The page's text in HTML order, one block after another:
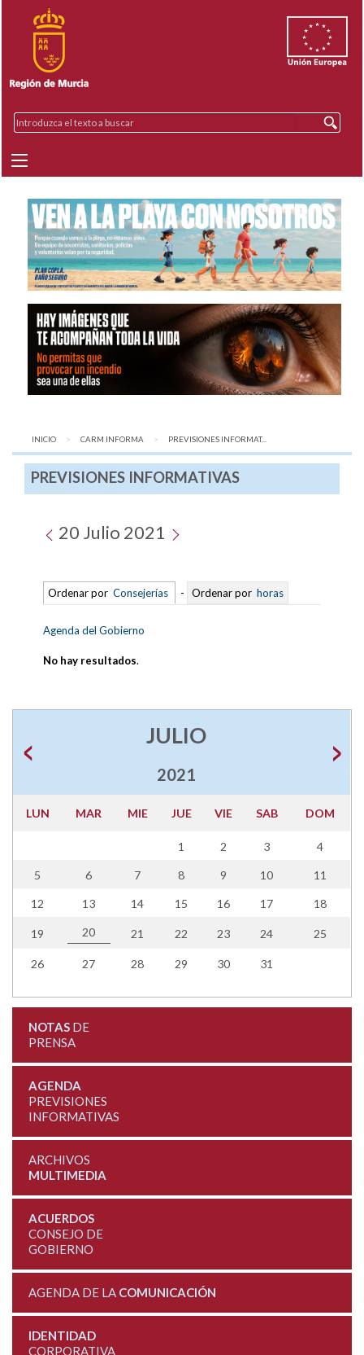
INICIO CARM INFORMA AQUÍ:
PREVISIONES INFORMAT...
PREVISIONES INFORMATIVAS
20 Julio 2021
Ordenar por Consejerías - Ordenar por horas
Agenda del Gobierno
No hay resultados.
JULIO
2021
LUN MAR MIE JUE VIE SAB DOM
1 2 3 4
5 6 7 8 9 10 11
12 13 14 15 16 17 18
19 20 21 22 23 24 25
26 27 28 29 30 31
NOTASDE
PRENSA
AGENDA
PREVISIONES
INFORMATIVAS
ARCHIVOS
MULTIMEDIA
ACUERDOS
CONSEJO DE
GOBIERNO
AGENDA DE LA COMUNICACIÓN
IDENTIDAD
CORPORATIVA